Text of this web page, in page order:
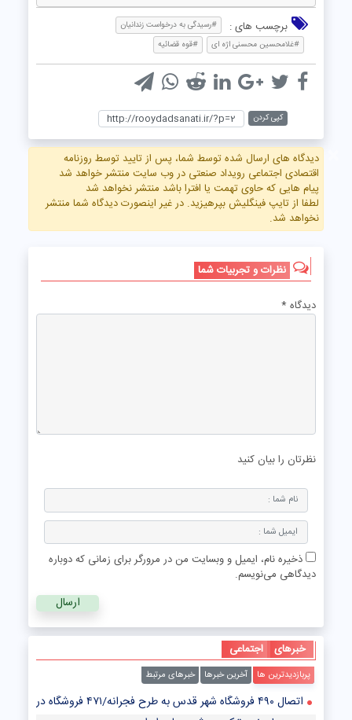
برچسب های :
#رسیدگی به درخواست زندانیان
#غلامحسین محسنی اژه‌ ای
#قوه قضائیه
کپی کردن
دیدگاه های ارسال شده توسط شما، پس از تایید توسط روزنامه
اقتصادی اجتماعی رویداد صنعتی در وب سایت منتشر خواهد شد
پیام هایی که حاوی تهمت یا افترا باشد منتشر نخواهد شد
لطفا از تایپ فینگلیش بپرهیزید. در غیر اینصورت دیدگاه شما منتشر
نخواهد شد.
نظرات و تجربیات شما
دیدگاه*
نظرتان را بیان کنید
ذخیره نام، ایمیل و وبسایت من در مرورگر برای زمانی که دوباره
دیدگاهی می‌نویسم.
خبرهای اجتماعی
پربازدیدترین ها آخرین خبرها خبرهای مرتبط
اتصال ۴۹۰ فروشگاه شهر قدس به طرح فجرانه/۴۷۱ فروشگاه در آستانه پیوستن به طرح